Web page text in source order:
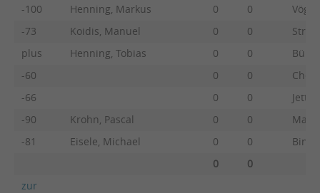
-100
Henning, Markus 0 0
-73
Koidis, Manuel 0 0
plus
Henning, Tobias 0 0
-60
0 0
-66
0 0
-90
Krohn, Pascal 0 0
-81
Eisele, Michael 0 0
0
0
zur